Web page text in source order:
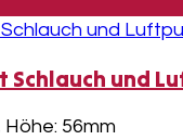
Schlauch und
56mm